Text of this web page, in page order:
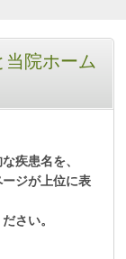
当院ホーム
疾患名を、
ジが上位に表
さい。